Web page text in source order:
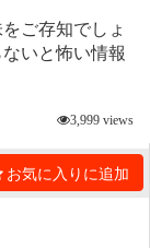
ご存知でしょ
いと怖い情報
3,999 views
お気に入りに追加